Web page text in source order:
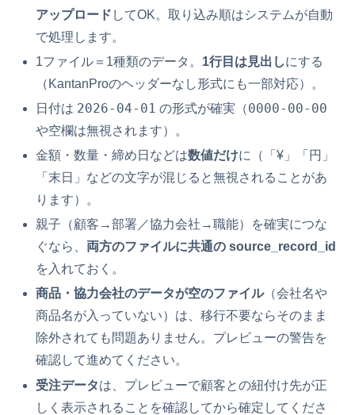
アップロード してOK。取り込み順はシステムが自動
で処理します。
1ファイル＝1種類のデータ。 1行目は見出しにする
（KantanProのヘッダーなし形式にも一部対応）。
日付は 2026-04-01 の形式が確実（0000-00-00
や空欄は無視されます）。
金額・数量・締め日などは数値だけに（「¥」「円」
「末日」などの文字が混じると無視されることがあ
ります）。
親子（顧客→部署／協力会社→職能）を確実につな
ぐなら、 両方のファイルに共通の source_record_id
を入れておく。
商品・協力会社のデータが空のファイル（会社名や
商品名が入っていない）は、移行不要ならそのまま
除外されても問題ありません。プレビューの警告を
確認して進めてください。
受注データは、プレビューで顧客との紐付け先が正
しく表示されることを確認してから確定してくださ